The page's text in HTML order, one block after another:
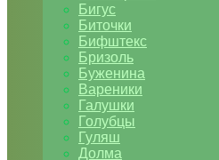
Бигус
Биточки
Бифштекс
Бризоль
Буженина
Вареники
Галушки
Голубцы
Гуляш
Долма